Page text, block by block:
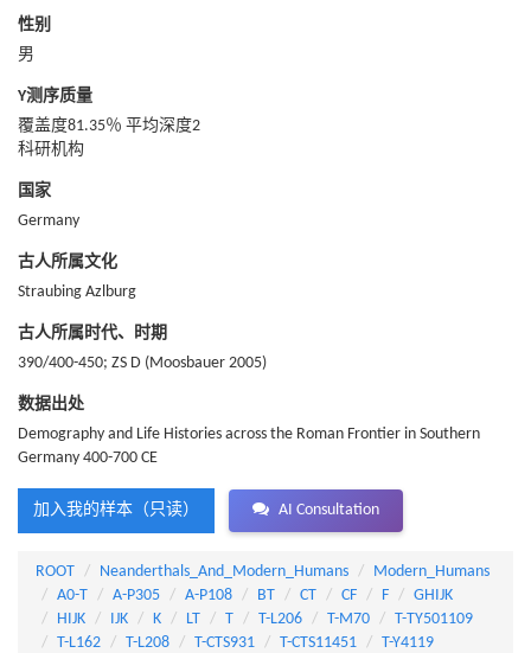
性别
男
Y测序质量
覆盖度81.35％ 平均深度2
科研机构
国家
Germany
古人所属文化
Straubing Azlburg
古人所属时代、时期
390/400-450; ZS D (Moosbauer 2005)
数据出处
Demography and Life Histories across the Roman Frontier in Southern
Germany 400-700 CE
加入我的样本（只读） AI Consultation
ROOT Neanderthals_And_Modern_Humans
Modern_Humans
A0-T
A-P305 A-P108 BT CT CF F
GHIJK
HIJK
IJK K LT T T-L206 T-M70
T-TY501109
T-L162
T-L208 T-CTS931 T-CTS11451
T-Y4119